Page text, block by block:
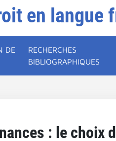
en langue
DE
RECHERCHES
BIBLIOGRAPHIQUES
: le choix